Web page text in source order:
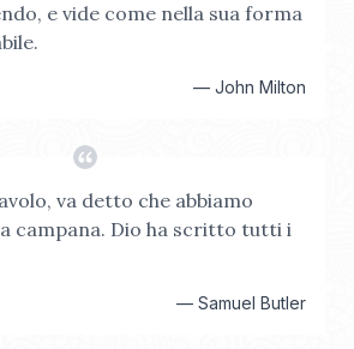
e vide come nella sua forma
— John Milton
va detto che abbiamo
campana. Dio ha scritto tutti i
— Samuel Butler